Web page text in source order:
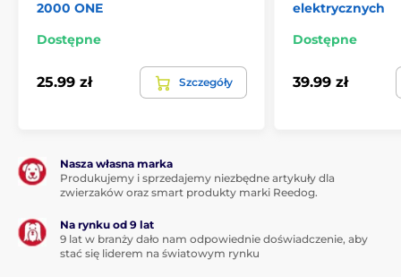
2000 ONE
Dostępne
25.99 zł Szczegóły
elektrycznych
Dostępne
39.99 zł
Nasza własna marka
Produkujemy i sprzedajemy niezbędne artykuły dla
zwierzaków oraz smart produkty marki Reedog.
Na rynku od 9 lat
9 lat w branży dało nam odpowiednie doświadczenie, aby
stać się liderem na światowym rynku